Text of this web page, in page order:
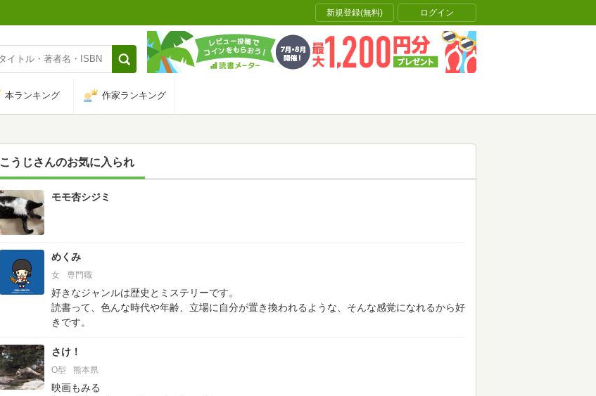
新規登録(無料) ログイン
本ランキング 作家ランキング
こうじさんのお気に入られ
568 モモ杏シジミ
めくみ
女 専門職
好きなジャンルは歴史とミステリーです。
読書って、色んな時代や年齢、立場に自分が置き換われるような、そんな感覚になれるから好
きです。
さけ！
O型 熊本県
映画もみる